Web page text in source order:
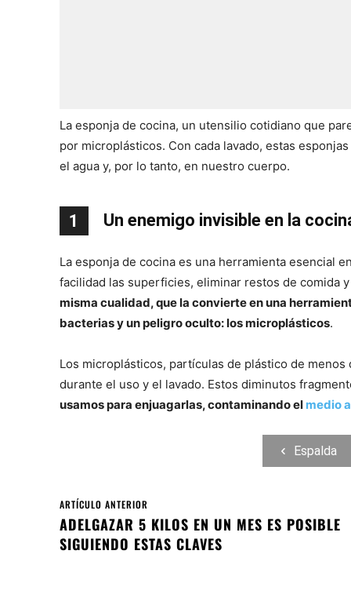
La esponja de cocina, un utensilio cotidiano que
por microplásticos. Con cada lavado, estas
el agua y, por lo tanto, en nuestro cuerpo.
1 Un enemigo invisible en la
La esponja de cocina es una herramienta esencial
facilidad las superficies, eliminar restos de comida
misma cualidad, que la convierte en una
bacterias y un peligro oculto: los microplásticos.
Los microplásticos, partículas de plástico de
durante el uso y el lavado. Estos diminutos
usamos para enjuagarlas, contaminando el medio
Espalda
ARTÍCULO ANTERIOR
ADELGAZAR 5 KILOS EN UN MES ES POSIBLE
SIGUIENDO ESTAS CLAVES